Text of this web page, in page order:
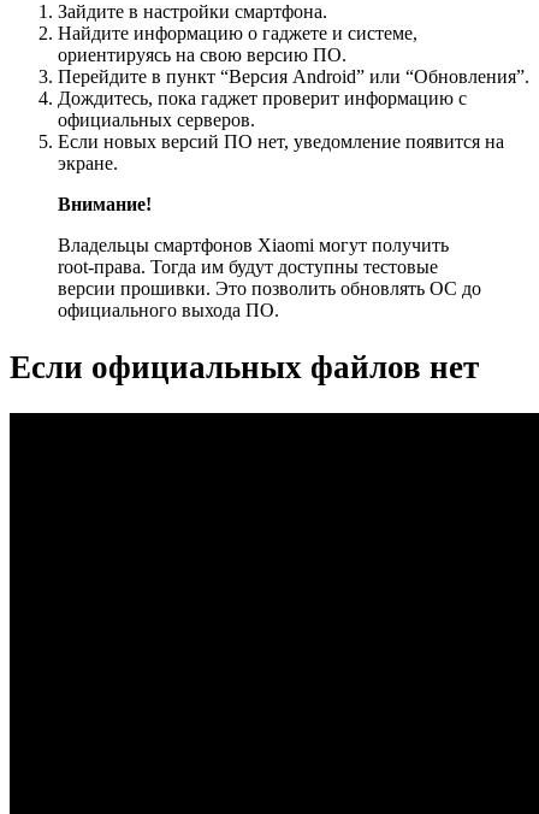
Зайдите в настройки смартфона.
Найдите информацию о гаджете и системе,
ориентируясь на свою версию ПО.
Перейдите в пункт “Версия Android” или “Обновления”.
Дождитесь, пока гаджет проверит информацию с
официальных серверов.
Если новых версий ПО нет, уведомление появится на
экране.
Внимание!
Владельцы смартфонов Xiaomi могут получить
root-права. Тогда им будут доступны тестовые
версии прошивки. Это позволить обновлять ОС до
официального выхода ПО.
Если официальных файлов нет